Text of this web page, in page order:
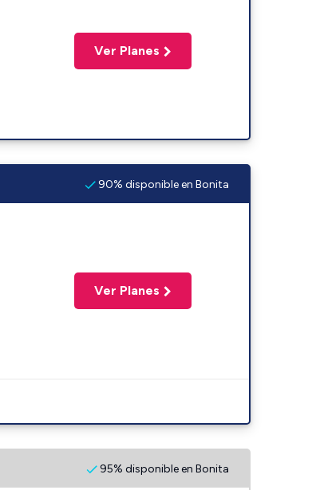
Ver Planes
90% disponible en Bonita
Ver Planes
95% disponible en Bonita